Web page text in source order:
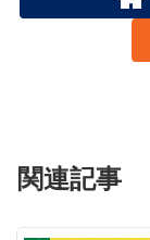
関連記事